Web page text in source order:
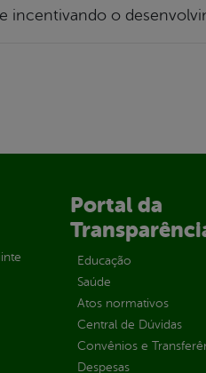
incentivando o
Portal da
Educação
Saúde
Atos normativos
Central de Dúvidas
Convênios e
Despesas